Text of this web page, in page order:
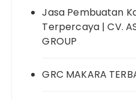
Jasa Pembuatan
Terpercaya | CV.
GROUP
GRC MAKARA